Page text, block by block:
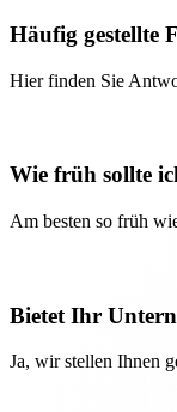
Häufig gestellte
Hier finden Sie
Wie früh sollte
Am besten so früh
Bietet Ihr
Ja, wir stellen Ihnen